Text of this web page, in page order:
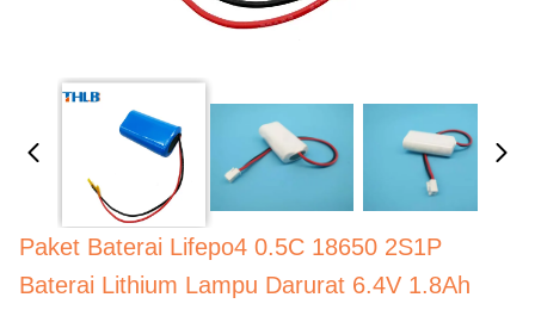
Paket Baterai Lifepo4 0.5C 18650 2S1P
Baterai Lithium Lampu Darurat 6.4V 1.8Ah